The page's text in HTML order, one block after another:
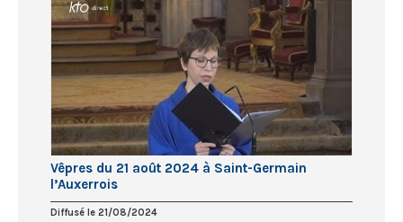
Vêpres du 21 août 2024 à Saint-Germain
l’Auxerrois
Diffusé le 21/08/2024